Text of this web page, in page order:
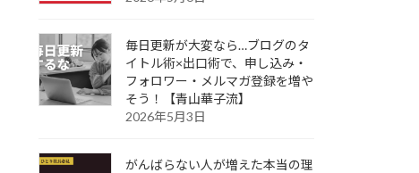
毎日更新が大変なら…ブログのタ
イトル術×出口術で、申し込み・
フォロワー・メルマガ登録を増や
そう！【青山華子流】
2026年5月3日
がんばらない人が増えた本当の理